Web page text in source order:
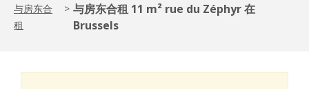
与房东合
租
> 与房东合租 11 m² rue du Zéphyr 在
Brussels